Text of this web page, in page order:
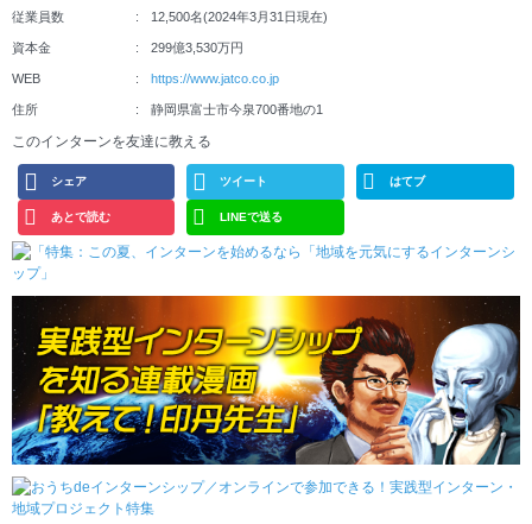
従業員数 12,500名(2024年3月31日現在)
資本金 299億3,530万円
WEB https://www.jatco.co.jp
住所 静岡県富士市今泉700番地の1
このインターンを友達に教える
シェア ツイート はてブ
あとで読む LINEで送る